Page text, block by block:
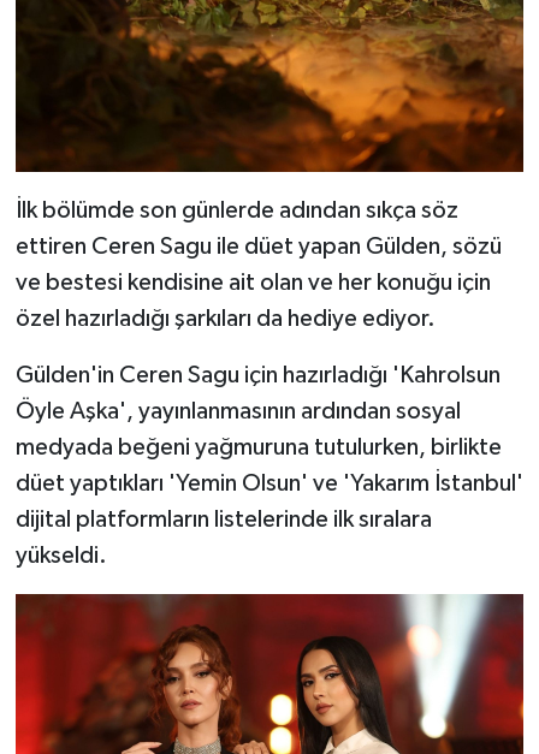
İlk bölümde son günlerde adından sıkça söz
ettiren Ceren Sagu ile düet yapan Gülden, sözü
ve bestesi kendisine ait olan ve her konuğu için
özel hazırladığı şarkıları da hediye ediyor.
Gülden'in Ceren Sagu için hazırladığı 'Kahrolsun
Öyle Aşka', yayınlanmasının ardından sosyal
medyada beğeni yağmuruna tutulurken, birlikte
düet yaptıkları 'Yemin Olsun' ve 'Yakarım İstanbul'
dijital platformların listelerinde ilk sıralara
yükseldi.